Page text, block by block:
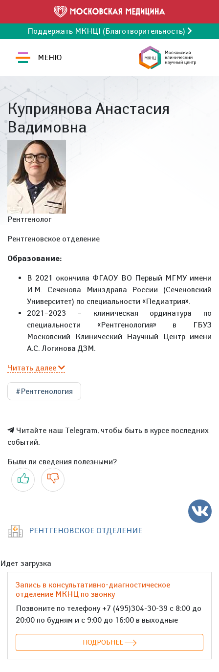
Поддержать МКНЦ! (Благотворительность)
МЕНЮ
Куприянова Анастасия
Вадимовна
Рентгенолог
Рентгеновское отделение
Образование:
В 2021 окончила ФГАОУ ВО Первый МГМУ имени
И.М. Сеченова Минздрава России (Сеченовский
Университет) по специальности «Педиатрия».
2021–2023 – клиническая ординатура по
специальности «Рентгенология» в ГБУЗ
Московский Клинический Научный Центр имени
А.С. Логинова ДЗМ.
Читать далее
#Рентгенология
Читайте наш Telegram, чтобы быть в курсе последних
событий.
Были ли сведения полезными?
Да Нет
РЕНТГЕНОВСКОЕ ОТДЕЛЕНИЕ
Идет загрузка
Запись в консультативно-диагностическое
отделение МКНЦ по звонку
Позвоните по телефону +7 (495)304-30-39 с 8:00 до
20:00 по будням и с 9:00 до 16:00 в выходные
ПОДРОБНЕЕ